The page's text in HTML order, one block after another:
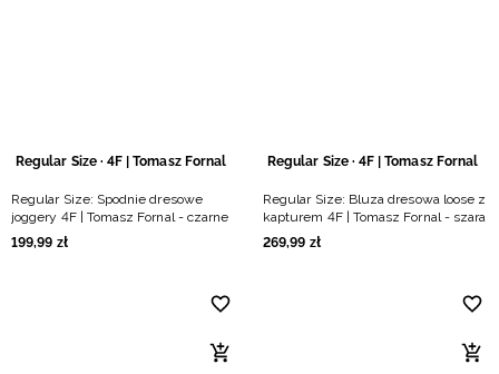
Regular Size · 4F | Tomasz Fornal
Regular Size: Spodnie dresowe
joggery 4F | Tomasz Fornal - czarne
199,99 zł
Regular Size · 4F | Tomasz Fornal
Regular Size: Bluza dresowa loose z
kapturem 4F | Tomasz Fornal - szara
269,99 zł